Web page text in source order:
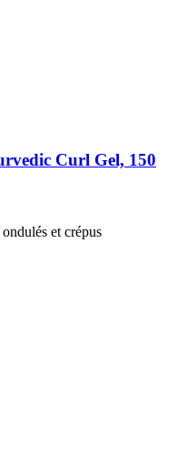
Curl Gel, 150
et crépus